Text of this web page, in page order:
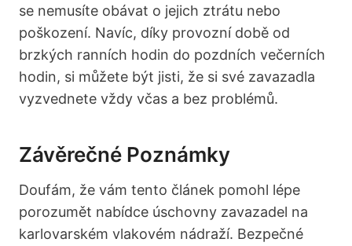
se nemusíte obávat o jejich ztrátu nebo
poškození. Navíc, díky provozní době od
brzkých ranních hodin do pozdních večerních
hodin, si můžete být jisti, že si své zavazadla
vyzvednete vždy včas a bez problémů.
Závěrečné Poznámky
Doufám, že vám tento článek pomohl lépe
porozumět nabídce úschovny zavazadel na
karlovarském vlakovém nádraží. Bezpečné